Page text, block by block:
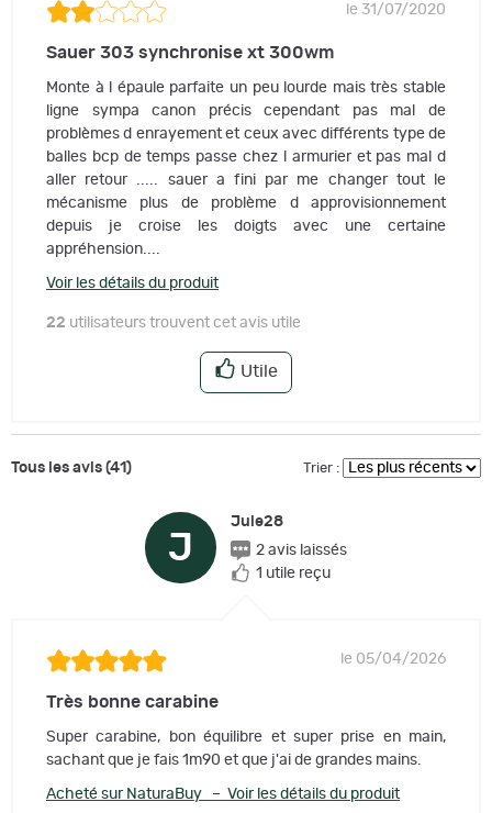
le 31/07/2020
Sauer 303 synchronise xt 300wm
Monte à l épaule parfaite un peu lourde mais très stable
ligne sympa canon précis cependant pas mal de
problèmes d enrayement et ceux avec différents type de
balles bcp de temps passe chez l armurier et pas mal d
aller retour ..... sauer a fini par me changer tout le
mécanisme plus de problème d approvisionnement
depuis je croise les doigts avec une certaine
appréhension....
Voir les détails du produit
22 utilisateurs trouvent cet avis utile
Utile
Tous les avis (41) Trier :
J
Jule28
2 avis laissés
1 utile reçu
le 05/04/2026
Très bonne carabine
Super carabine, bon équilibre et super prise en main,
sachant que je fais 1m90 et que j'ai de grandes mains.
Acheté sur NaturaBuy – Voir les détails du produit